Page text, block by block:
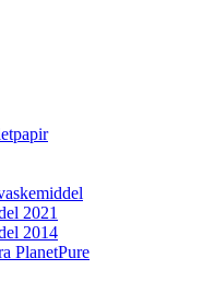
2021
2014
PlanetPure